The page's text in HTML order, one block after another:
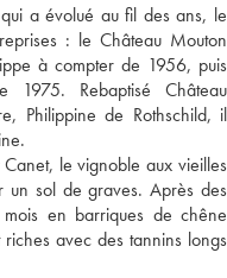
a évolué au fil des ans, le
: le Château Mouton
à compter de 1956, puis
Rebaptisé Château
Philippine de Rothschild, il
le vignoble aux vieilles
sol de graves. Après des
en barriques de chêne
avec des tannins longs